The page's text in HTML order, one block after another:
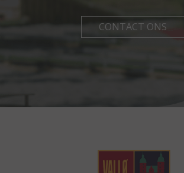
CONTACT ONS